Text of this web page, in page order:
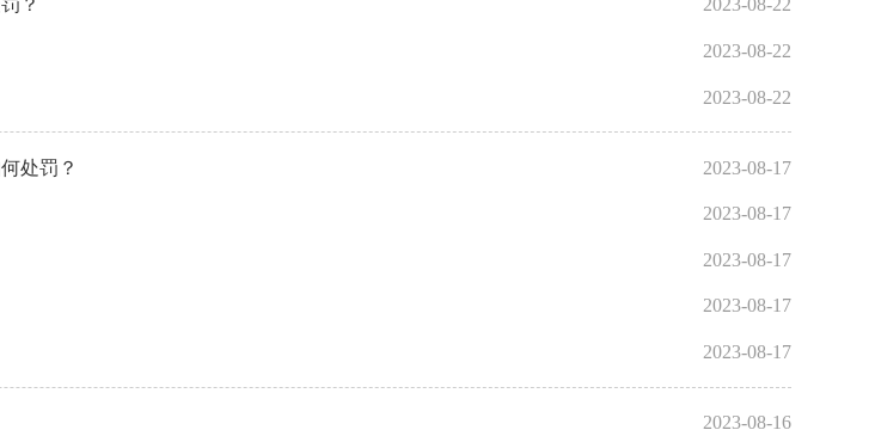
？ 2023-08-22
2023-08-22
2023-08-22
处罚？ 2023-08-17
2023-08-17
2023-08-17
2023-08-17
2023-08-17
2023-08-16